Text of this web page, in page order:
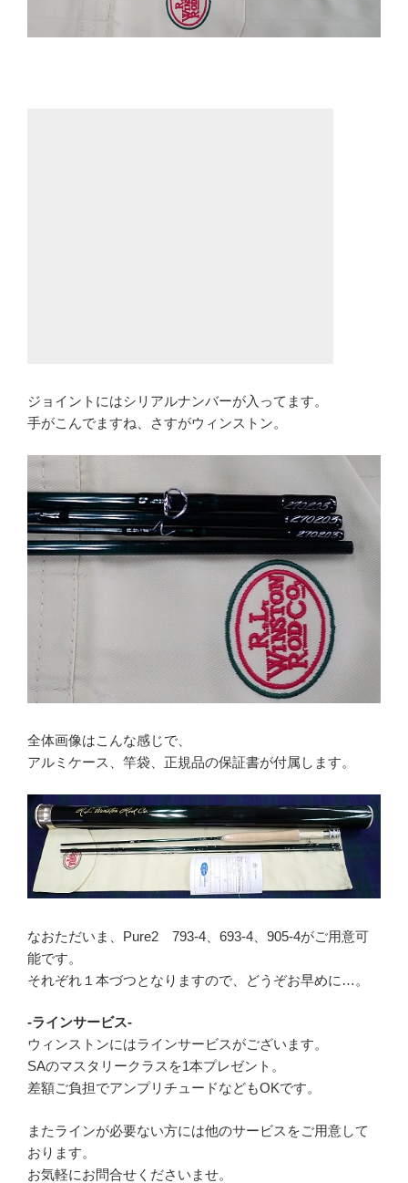
ジョイントにはシリアルナンバーが入ってます。
手がこんでますね、さすがウィンストン。
全体画像はこんな感じで、
アルミケース、竿袋、正規品の保証書が付属します。
なおただいま、Pure2 793-4、693-4、905-4がご用意可
能です。
それぞれ１本づつとなりますので、どうぞお早めに…。
-ラインサービス-
ウィンストンにはラインサービスがございます。
SAのマスタリークラスを1本プレゼント。
差額ご負担でアンプリチュードなどもOKです。
またラインが必要ない方には他のサービスをご用意して
おります。
お気軽にお問合せくださいませ。